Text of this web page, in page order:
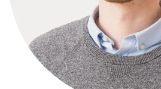
Europa & Green Deal
Themen Übersicht
Soziales Nachhaltigkeitsbarometer